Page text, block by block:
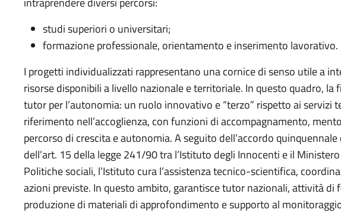
studi superiori o universitari;
formazione professionale, orientamento e inserimento lavorativo.
I progetti individualizzati rappresentano una cornice di senso utile a
risorse disponibili a livello nazionale e territoriale. In questo quadro, la
tutor per l’autonomia: un ruolo innovativo e “terzo” rispetto ai servizi
riferimento nell’accoglienza, con funzioni di accompagnamento,
percorso di crescita e autonomia. A seguito dell’accordo
dell’art. 15 della legge 241/90 tra l’Istituto degli Innocenti e il
Politiche sociali, l’Istituto cura l’assistenza tecnico-scientifica,
azioni previste. In questo ambito, garantisce tutor nazionali, attività di
produzione di materiali di approfondimento e supporto al